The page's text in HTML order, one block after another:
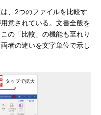
、2つのファイルを比較す
意されている。文書全般を
の「比較」の機能も至れり
者の違いを文字単位で示し